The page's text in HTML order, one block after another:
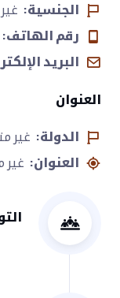
الجنسية:
رقم الهاتف:
البريد
العنوان
الدولة: غير
العنوان: غير